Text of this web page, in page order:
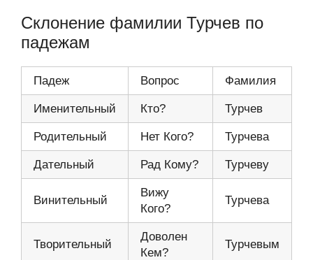
Склонение фамилии Турчев по
падежам
Падеж Вопрос Фамилия
Именительный Кто? Турчев
Родительный Нет Кого? Турчева
Дательный Рад Кому? Турчеву
Винительный
Вижу
Кого?
Турчева
Творительный
Доволен
Кем?
Турчевым